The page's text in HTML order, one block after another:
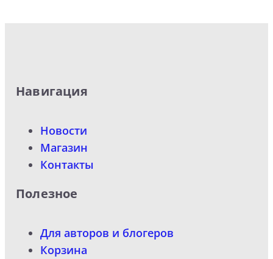
Навигация
Новости
Магазин
Контакты
Полезное
Для авторов и блогеров
Корзина